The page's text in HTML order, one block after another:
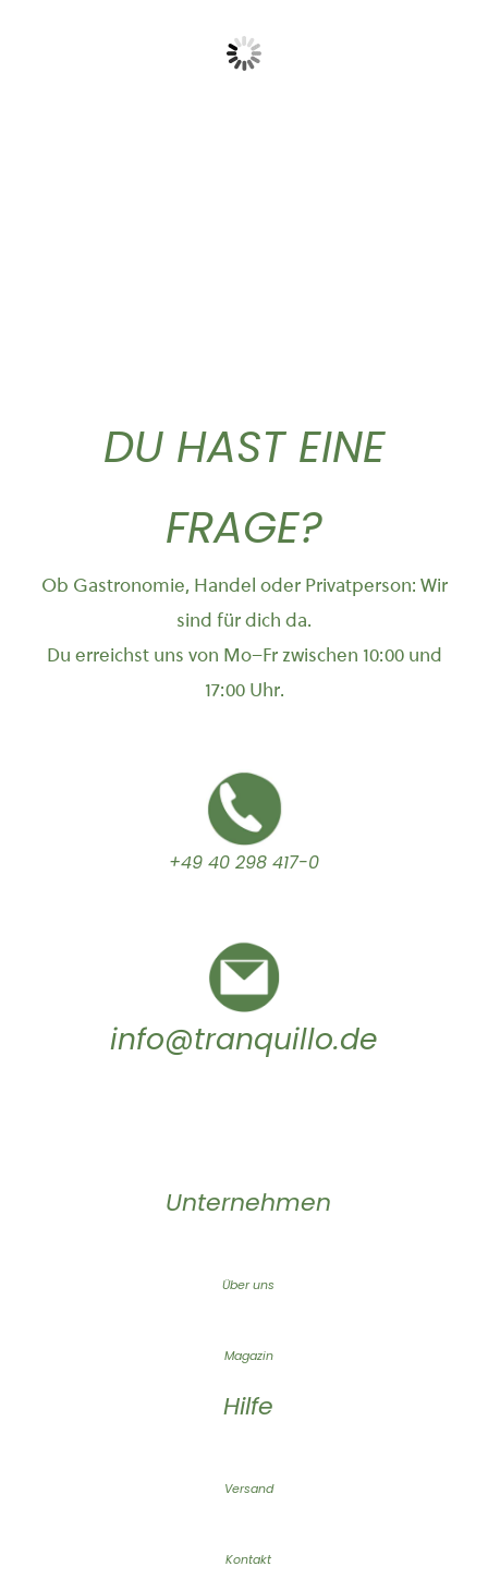
DU HAST EINE
FRAGE?
Ob Gastronomie, Handel oder Privatperson: Wir
sind für dich da.
Du erreichst uns von Mo–Fr zwischen 10:00 und
17:00 Uhr.
+49 40 298 417-0
info@tranquillo.de
Unternehmen
Über uns
Magazin
Hilfe
Versand
Kontakt